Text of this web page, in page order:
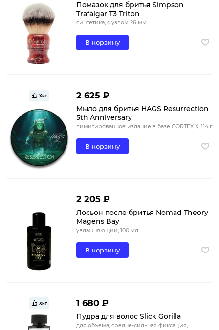
Помазок для бритья Simpson
Trafalgar T3 Triton
синтетика, с узлом 26 мм
В корзину
Хит 2 625 ₽
Мыло для бритья HAGS Resurrection
5th Anniversary
лимитированное издание в базе CORTEX X, 114 г
В корзину
2 205 ₽
Лосьон после бритья Nomad Theory
Magens Bay
увлажняющий, 100 мл
В корзину
Хит 1 680 ₽
Пудра для волос Slick Gorilla
для объема, средне-сильная фиксация,